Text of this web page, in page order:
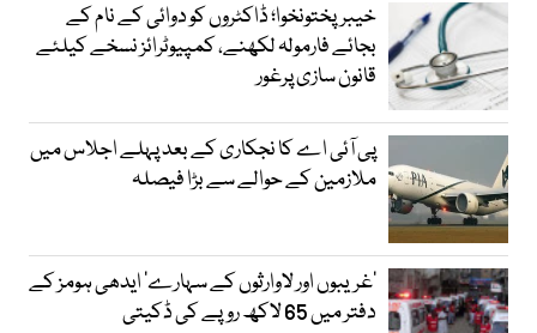
خیبرپختونخوا؛ ڈاکٹروں کو دوائی کے نام کے
بجائے فارمولہ لکھنے، کمپیوٹرائز نسخے کیلئے
قانون سازی پرغور
پی آئی اے کا نجکاری کے بعد پہلے اجلاس میں
ملازمین کے حوالے سے بڑا فیصلہ
’غریبوں اور لاوارثوں کے سہارے‘ ایدھی ہومز کے
دفتر میں 65 لاکھ روپے کی ڈکیتی